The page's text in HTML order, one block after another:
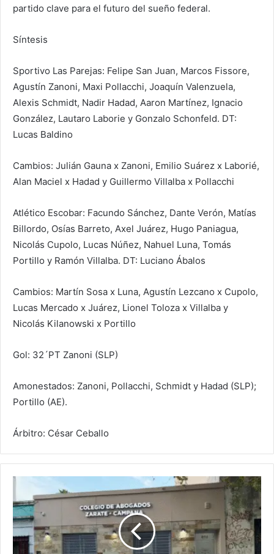
partido clave para el futuro del sueño federal.
Síntesis
Sportivo Las Parejas: Felipe San Juan, Marcos Fissore,
Agustín Zanoni, Maxi Pollacchi, Joaquín Valenzuela,
Alexis Schmidt, Nadir Hadad, Aaron Martínez, Ignacio
González, Lautaro Laborie y Gonzalo Schonfeld. DT:
Lucas Baldino
Cambios: Julián Gauna x Zanoni, Emilio Suárez x Laborié,
Alan Maciel x Hadad y Guillermo Villalba x Pollacchi
Atlético Escobar: Facundo Sánchez, Dante Verón, Matías
Billordo, Osías Barreto, Axel Juárez, Hugo Paniagua,
Nicolás Cupolo, Lucas Núñez, Nahuel Luna, Tomás
Portillo y Ramón Villalba. DT: Luciano Ábalos
Cambios: Martín Sosa x Luna, Agustín Lezcano x Cupolo,
Lucas Mercado x Juárez, Lionel Toloza x Villalba y
Nicolás Kilanowski x Portillo
Gol: 32´PT Zanoni (SLP)
Amonestados: Zanoni, Pollacchi, Schmidt y Hadad (SLP);
Portillo (AE).
Árbitro: César Ceballo